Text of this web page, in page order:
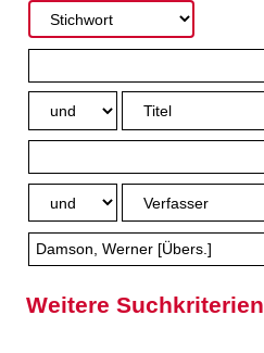
Weitere Suchkriterien